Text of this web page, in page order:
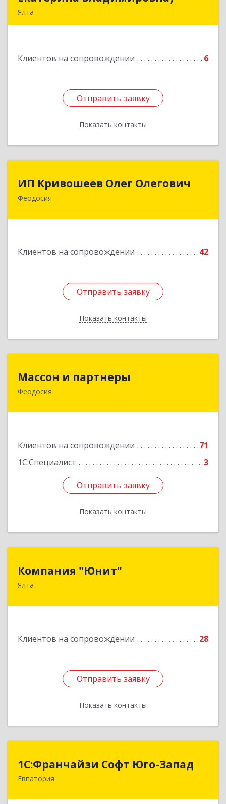
Ялта
Клиентов на сопровождении 6
Отправить заявку
Показать контакты
Отправить заявку
Назад
ИП Кривошеев Олег Олегович
Феодосия
Клиентов на сопровождении 42
Отправить заявку
Показать контакты
Отправить заявку
Назад
Массон и партнеры
Феодосия
Клиентов на сопровождении
71
1С:Специалист
3
Отправить заявку
Показать контакты
298112, Крым Респ, Феодосия г, Крымская ул,
Отправить заявку
Назад
Компания "Юнит"
Ялта
Клиентов на сопровождении 28
Отправить заявку
Показать контакты
298600, Крым Респ, Ялта г, Васильева ул, дом №
Отправить заявку
Назад
1С:Франчайзи Софт Юго-Запад
Евпатория
1С:Франчайзи Софт Юго-Запад
297407, Крым Респ, Евпатория г, Победы пр-кт,